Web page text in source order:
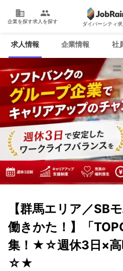
domain
企業を探す
people
求人を探す ダイバーシティ
求人情報 企業情報 社
【群馬エリア／SB
働きかた！】「
集！★☆週休3日×高
☆★
プライバシーポリシー
採用をお考えの企業様
JobRainbow MAGAZINE
© 2016